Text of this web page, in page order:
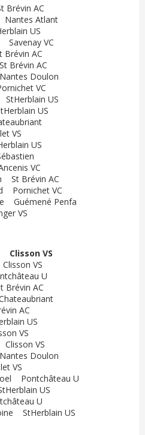
AC
Atlant
US
VC
AC
Brévin AC
Doulon
VC
US
US
VS
US
VC
St Brévin AC
Pornichet VC
Guémené Penfa
VS
VS
VS
U
AC
AC
US
VS
VS
Doulon
VS
Pontchâteau U
US
U
StHerblain US